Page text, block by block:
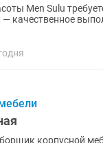
Sulu требуется мастер
— качественное
мебели В связи с расширением производства